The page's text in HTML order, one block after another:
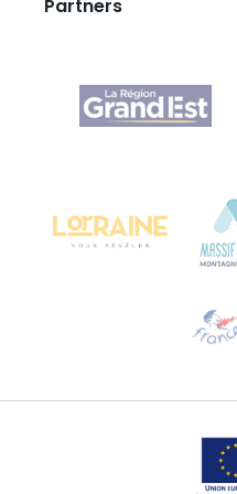
Agence Régionale du
Bureau de Colmar
Stuur
Partners